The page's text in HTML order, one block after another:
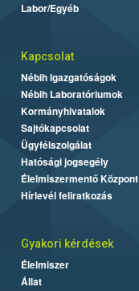
Labor/Egyéb
Kapcsolat
Nébih Igazgatóságok
Nébih Laboratóriumok
Kormányhivatalok
Sajtókapcsolat
Ügyfélszolgálat
Hatósági jogsegély
Élelmiszermentő Központ
Hírlevél feliratkozás
Gyakori kérdések
Élelmiszer
Állat